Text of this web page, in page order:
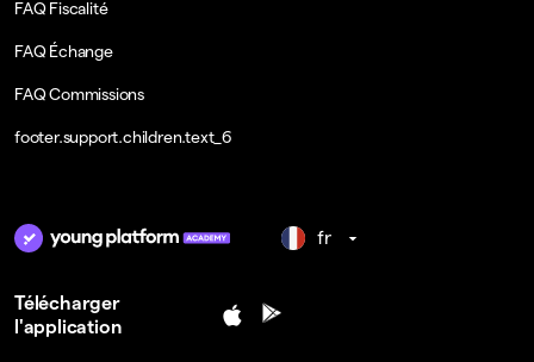
FAQ Fiscalité
FAQ Échange
FAQ Commissions
footer.support.children.text_6
fr
Télécharger
l'application